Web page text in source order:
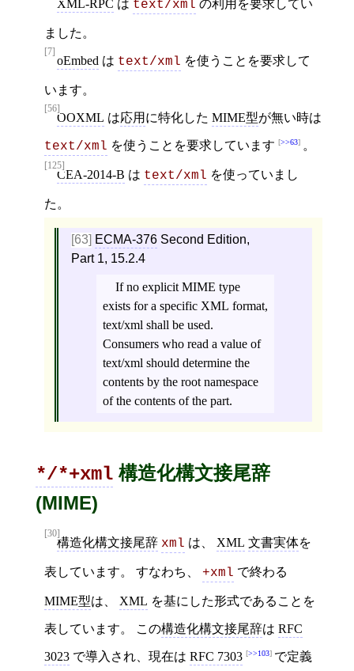
XML-RPC は text/xml の利用を要求してい
ました。
[7]
oEmbed は text/xml を使うことを要求して
います。
[56]
OOXML は応用 に特化した MIME型が無い時は
text/xml を使うことを要求しています >>63 。
[125]
CEA-2014-B は text/xml を使っていまし
た。
[63] ECMA-376Second Edition,
Part 1, 15.2.4
If no explicit MIME type
exists for a specific XML format,
text/xml shall be used.
Consumers who read a value of
text/xml should determine the
contents by the root namespace
of the contents of the part.
*/*+xml構造化構文接尾辞
(MIME)
[30]
構造化構文接尾辞 xml は、 XML 文書実体を
表しています。 すなわち、 +xml で終わる
MIME型は、 XML を基にした形式であることを
表しています。 この構造化構文接尾辞は RFC
3023 で導入され、現在は RFC 7303 >>103 で定義